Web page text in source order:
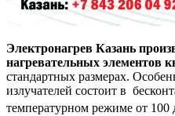
Электронагрев Казань
нагревательных элементов
стандартных размерах.
излучателей состоит в
температурном режиме от 100